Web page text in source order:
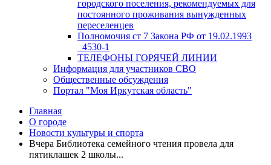
городского поселения, рекомендуемых для
постоянного проживания вынужденных
переселенцев
Полномочия ст 7 Закона РФ от 19.02.1993
_4530-1
ТЕЛЕФОНЫ ГОРЯЧЕЙ ЛИНИИ
Информация для участников СВО
Общественные обсуждения
Портал "Моя Иркутская область"
Главная
О городе
Новости культуры и спорта
Вчера Библиотека семейного чтения провела для
пятиклашек 2 школы...